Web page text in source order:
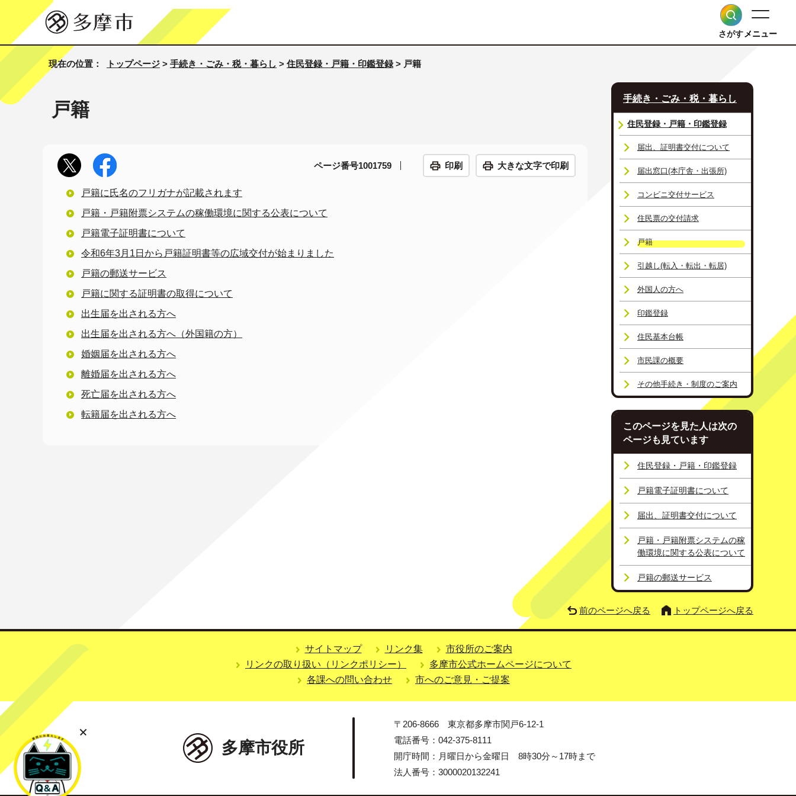
さがすメニュー
現在の位置： トップページ > 手続き・ごみ・税・暮らし > 住民登録・戸籍・印鑑登録> 戸籍
戸籍
ページ番号1001759 印刷 大きな文字で印刷
戸籍に氏名のフリガナが記載されます
戸籍・戸籍附票システムの稼働環境に関する公表について
戸籍電子証明書について
令和6年3月1日から戸籍証明書等の広域交付が始まりました
戸籍の郵送サービス
戸籍に関する証明書の取得について
出生届を出される方へ
出生届を出される方へ（外国籍の方）
婚姻届を出される方へ
離婚届を出される方へ
死亡届を出される方へ
転籍届を出される方へ
手続き・ごみ・税・暮らし
住民登録・戸籍・印鑑登録
届出、証明書交付について
届出窓口(本庁舎・出張所)
コンビニ交付サービス
住民票の交付請求
戸籍
引越し(転入・転出・転居)
外国人の方へ
印鑑登録
住民基本台帳
市民課の概要
その他手続き・制度のご案内
このページを見た人は次の
ページも見ています
住民登録・戸籍・印鑑登録
戸籍電子証明書について
届出、証明書交付について
戸籍・戸籍附票システムの稼
働環境に関する公表について
戸籍の郵送サービス
前のページへ戻る トップページへ戻る
サイトマップ リンク集
市役所のご案内
リンクの取り扱い（リンクポリシー）
多摩市公式ホームページについて
各課への問い合わせ
市へのご意見・ご提案
多摩市役所
〒206-8666 東京都多摩市関戸6-12-1
電話番号：042-375-8111
開庁時間：月曜日から金曜日 8時30分～17時まで
法人番号：3000020132241